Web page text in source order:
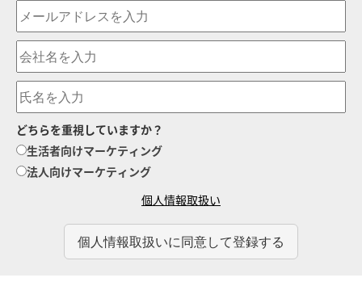
どちらを重視していますか？
生活者向けマーケティング
法人向けマーケティング
個人情報取扱い